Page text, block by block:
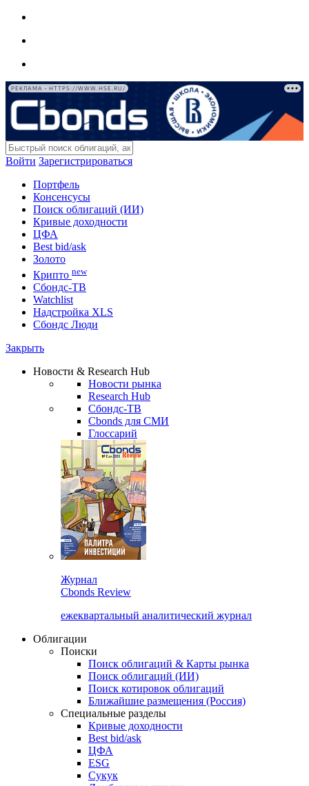
РЕКЛАМА • HTTPS://WWW.HSE.RU/
Войти Зарегистрироваться
Портфель
Консенсусы
Поиск облигаций (ИИ)
Кривые доходности
ЦФА
Best bid/ask
Золото
Крипто new
Сбондс-ТВ
Watchlist
Надстройка XLS
Сбондс Люди
Закрыть
Новости & Research Hub
Новости рынка
Research Hub
Сбондс-ТВ
Cbonds для СМИ
Глоссарий
Журнал
Cbonds Review
ежеквартальный аналитический журнал
Облигации
Поиски
Поиск облигаций & Карты рынка
Поиск облигаций (ИИ)
Поиск котировок облигаций
Ближайшие размещения (Россия)
Специальные разделы
Кривые доходности
Best bid/ask
ЦФА
ESG
Сукук